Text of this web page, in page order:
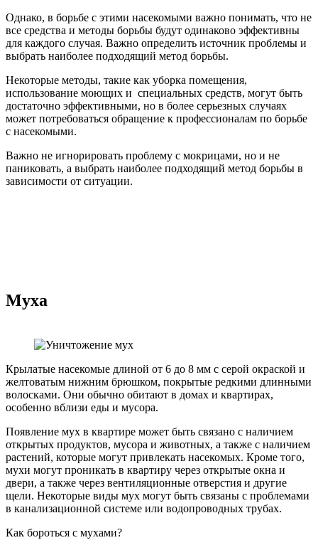
Однако, в борьбе с этими насекомыми важно понимать, что не
все средства и методы борьбы будут одинаково эффективны
для каждого случая. Важно определить источник проблемы и
выбрать наиболее подходящий метод борьбы.
Некоторые методы, такие как уборка помещения,
использование моющих и специальных средств, могут быть
достаточно эффективными, но в более серьезных случаях
может потребоваться обращение к профессионалам по борьбе
с насекомыми.
Важно не игнорировать проблему с мокрицами, но и не
паниковать, а выбрать наиболее подходящий метод борьбы в
зависимости от ситуации.
Муха
Крылатые насекомые длиной от 6 до 8 мм с серой окраской и
желтоватым нижним брюшком, покрытые редкими длинными
волосками. Они обычно обитают в домах и квартирах,
особенно вблизи еды и мусора.
Появление мух в квартире может быть связано с наличием
открытых продуктов, мусора и животных, а также с наличием
растений, которые могут привлекать насекомых. Кроме того,
мухи могут проникать в квартиру через открытые окна и
двери, а также через вентиляционные отверстия и другие
щели. Некоторые виды мух могут быть связаны с проблемами
в канализационной системе или водопроводных трубах.
Как бороться с мухами?